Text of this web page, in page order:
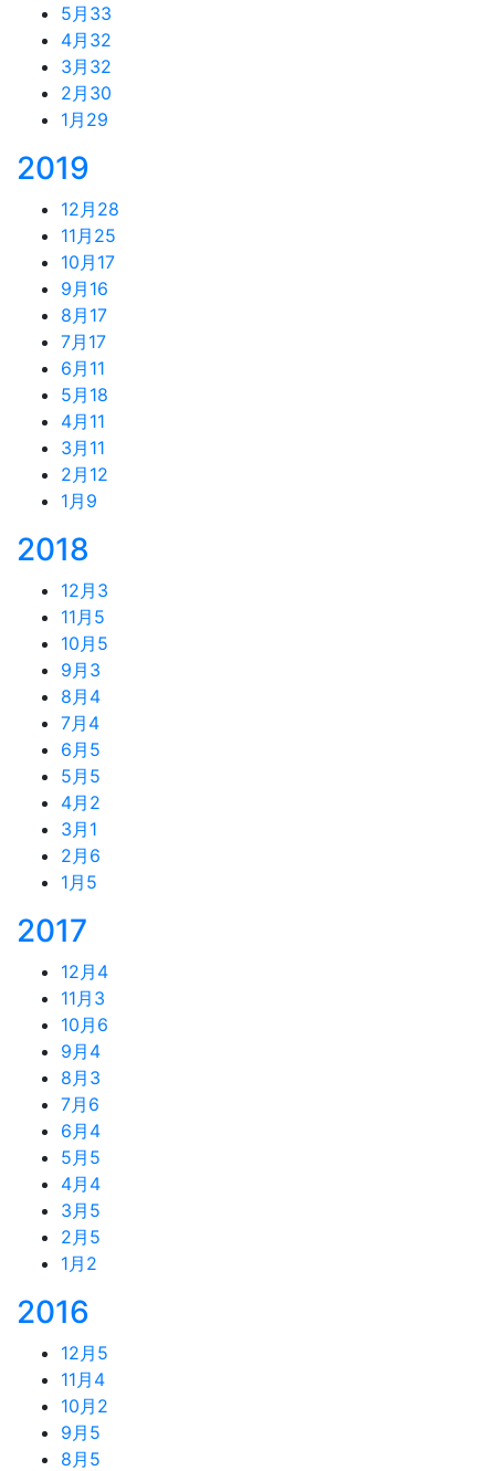
5月 33
4月 32
3月 32
2月 30
1月 29
2019
12月 28
11月 25
10月 17
9月 16
8月 17
7月 17
6月 11
5月 18
4月 11
3月 11
2月 12
1月 9
2018
12月 3
11月 5
10月 5
9月 3
8月 4
7月 4
6月 5
5月 5
4月 2
3月 1
2月 6
1月 5
2017
12月 4
11月 3
10月 6
9月 4
8月 3
7月 6
6月 4
5月 5
4月 4
3月 5
2月 5
1月 2
2016
12月 5
11月 4
10月 2
9月 5
8月 5